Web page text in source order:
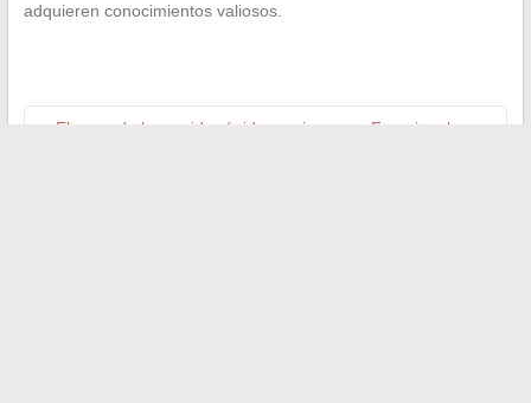
adquieren conocimientos valiosos.
El auge de la comida rápida mexicana en Francia: el caso